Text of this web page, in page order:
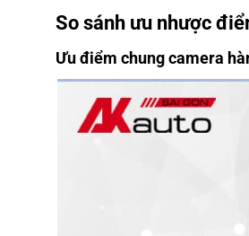
So sánh ưu nhược
Ưu điểm chung camera